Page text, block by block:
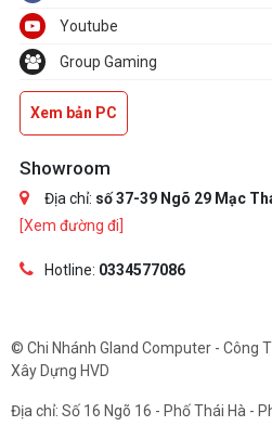
Youtube
Group Gaming
Xem bản PC
Showroom
Địa chỉ: số 37-39 Ngõ 29 Mạc
[Xem đường đi]
Hotline: 0334577086
© Chi Nhánh Gland Computer - Công
Xây Dựng HVD
Địa chỉ: Số 16 Ngõ 16 - Phố Thái Hà -